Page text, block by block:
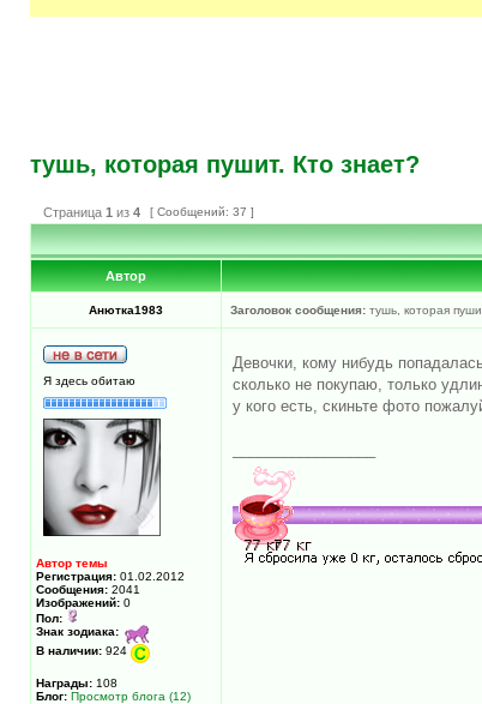
тушь, которая пушит. Кто знает?
Страница 1 из 4 [ Сообщений: 37 ]
Автор
Анютка1983 Заголовок сообщения: тушь, которая
Я здесь обитаю
Автор темы
Регистрация: 01.02.2012
Сообщения: 2041
Изображений: 0
Пол:
Знак зодиака:
В наличии: 924
Награды: 108
Блог: Просмотр блога (12)
Девочки, кому нибудь
сколько не покупаю, только
у кого есть, скиньте фото